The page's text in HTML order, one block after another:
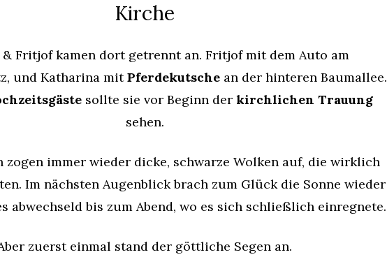
Kirche
Fritjof kamen dort getrennt an. Fritjof mit dem Auto am
und Katharina mitPferdekutsche an der hinteren Baumallee.
sollte sie vor Beginn der kirchlichen Trauung
sehen.
zogen immer wieder dicke, schwarze Wolken auf, die wirklich
Im nächsten Augenblick brach zum Glück die Sonne wieder
abwechseld bis zum Abend, wo es sich schließlich einregnete.
zuerst einmal stand der göttliche Segen an.